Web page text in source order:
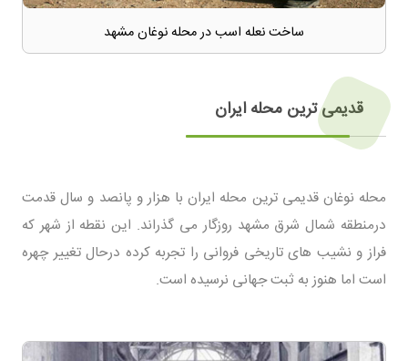
ساخت نعله اسب در محله نوغان مشهد
قدیمی ترین محله ایران
محله نوغان قدیمی ترین محله ایران با هزار و پانصد و سال قدمت
درمنطقه شمال شرق مشهد روزگار می‌ گذراند. این نقطه از شهر که
فراز و نشیب های تاریخی فروانی را تجربه کرده درحال تغییر چهره
است اما هنوز به ثبت جهانی نرسیده است.